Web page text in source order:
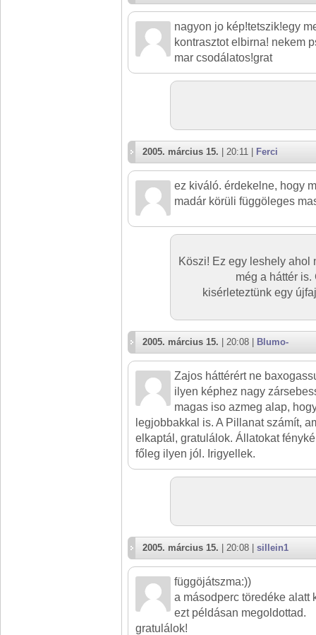
nagyon jo kép!tetszik!egy
kontrasztot elbirna! nekem
mar csodálatos!grat
2005. március 15. | 20:11 | Ferci
ez kiváló. érdekelne, hogy
madár körüli függöleges
Köszi! Ez egy leshely ahol
még a háttér
kisérleteztünk egy
2005. március 15. | 20:08 | Blumo-
Zajos háttérért ne
ilyen képhez nagy
magas iso azmeg alap,
legjobbakkal is. A Pillanat számít,
elkaptál, gratulálok. Állatokat
főleg ilyen jól. Irigyellek.
2005. március 15. | 20:08 | sillein1
függöjátszma:))
a másodperc töredéke alatt
ezt példásan megoldottad.
gratulálok!